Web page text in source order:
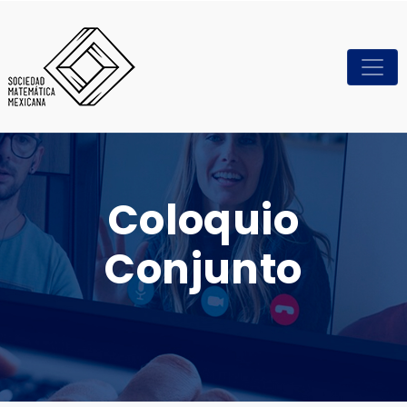
Coloquio
Conjunto